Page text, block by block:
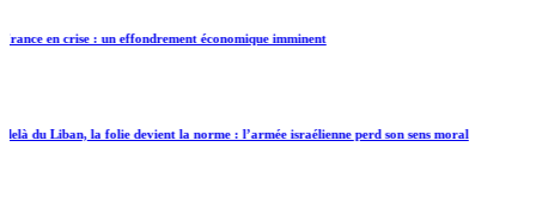
en crise : un effondrement économique imminent
Liban, la folie devient la norme : l’armée israélienne perd son sens moral